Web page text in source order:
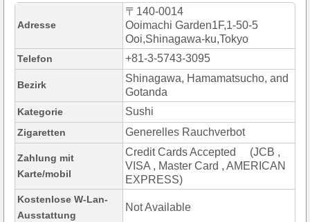
Adresse
〒140-0014
Ooimachi Garden1F,1-50-5
Ooi,Shinagawa-ku,Tokyo
Telefon +81-3-5743-3095
Bezirk
Shinagawa, Hamamatsucho, and
Gotanda
Kategorie Sushi
Zigaretten Generelles Rauchverbot
Zahlung mit
Karte/mobil
Credit Cards Accepted (JCB ,
VISA , Master Card , AMERICAN
EXPRESS)
Kostenlose W-Lan-
Ausstattung
Not Available